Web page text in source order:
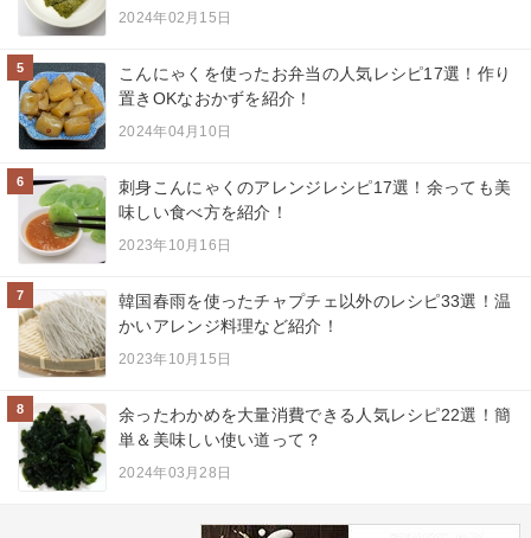
2024年02月15日
5
こんにゃくを使ったお弁当の人気レシピ17選！作り
置きOKなおかずを紹介！
2024年04月10日
6
刺身こんにゃくのアレンジレシピ17選！余っても美
味しい食べ方を紹介！
2023年10月16日
7
韓国春雨を使ったチャプチェ以外のレシピ33選！温
かいアレンジ料理など紹介！
2023年10月15日
8
余ったわかめを大量消費できる人気レシピ22選！簡
単＆美味しい使い道って？
2024年03月28日